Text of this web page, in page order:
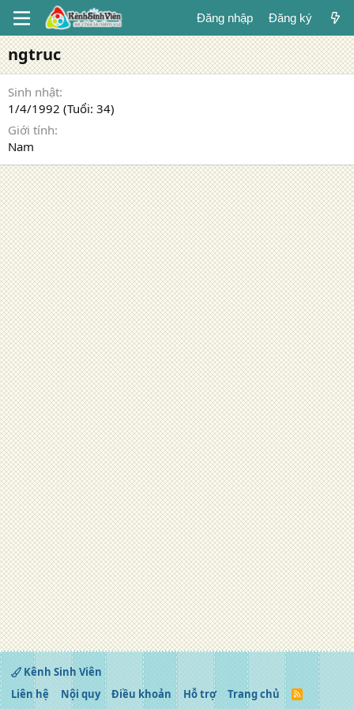
Đăng nhập Đăng ký
ngtruc
Sinh nhật
1/4/1992 (Tuổi: 34)
Giới tính
Nam
Kênh Sinh Viên
Liên hệ
Nội quy Điều khoản Hỗ trợ Trang chủ
R